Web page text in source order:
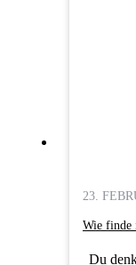
23.
Wie finde
Du